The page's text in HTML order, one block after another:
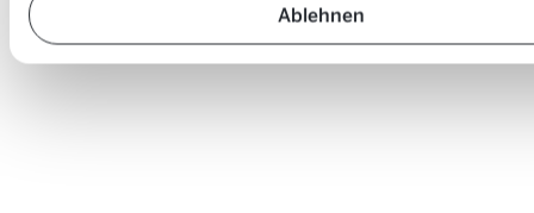
Ablehnen